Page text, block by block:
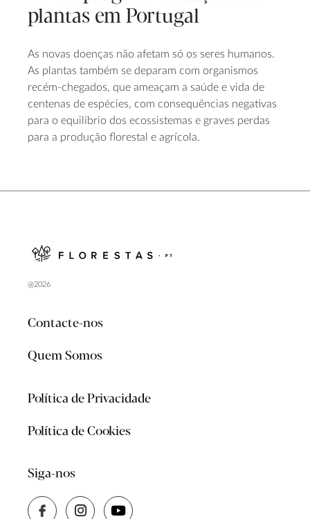
plantas em Portugal
As novas doenças não afetam só os seres humanos.
As plantas também se deparam com organismos
recém-chegados, que ameaçam a saúde e vida de
centenas de espécies, com consequências negativas
para o equilíbrio dos ecossistemas e graves perdas
para a produção florestal e agrícola.
@2026
Contacte-nos
Quem Somos
Política de Privacidade
Política de Cookies
Siga-nos